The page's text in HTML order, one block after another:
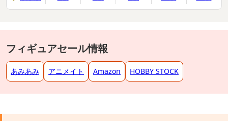
フィギュアセール情報
あみあみ アニメイト Amazon HOBBY STOCK